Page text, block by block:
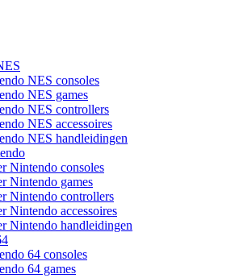
NES consoles
NES games
NES controllers
NES accessoires
NES handleidingen
Nintendo consoles
Nintendo games
Nintendo controllers
Nintendo accessoires
Nintendo handleidingen
64 consoles
64 games